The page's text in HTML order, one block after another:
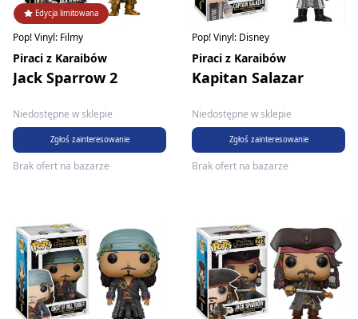
Edycja limitowana
Pop! Vinyl: Filmy
Piraci z Karaibów
Jack Sparrow 2
Niedostępne w sklepie
Zgłoś zainteresowanie
Brak ofert na bazarze
Pop! Vinyl: Disney
Piraci z Karaibów
Kapitan Salazar
Niedostępne w sklepie
Zgłoś zainteresowanie
Brak ofert na bazarze